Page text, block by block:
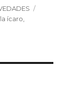
ícaro